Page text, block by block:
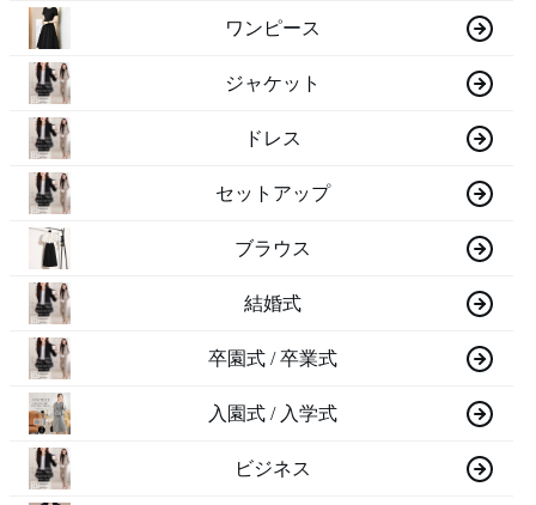
ワンピース
ジャケット
ドレス
セットアップ
ブラウス
結婚式
卒園式 / 卒業式
入園式 / 入学式
ビジネス